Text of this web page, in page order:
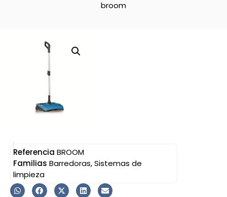
broom
Referencia BROOM
Familias Barredoras,Sistemas de
limpieza